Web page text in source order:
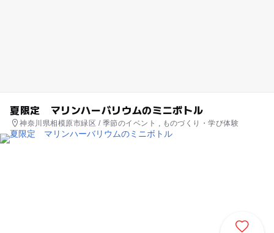
夏限定 マリンハーバリウムのミニボトル
神奈川県相模原市緑区 / 季節のイベント , ものづくり・学び体験